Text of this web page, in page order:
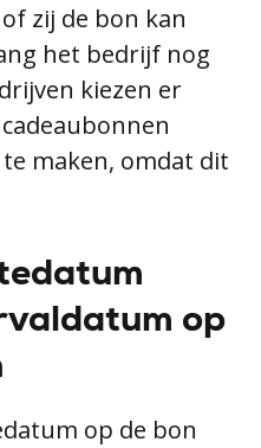
zij de bon kan
het bedrijf nog
kiezen er
maken, omdat dit
op
op de bon